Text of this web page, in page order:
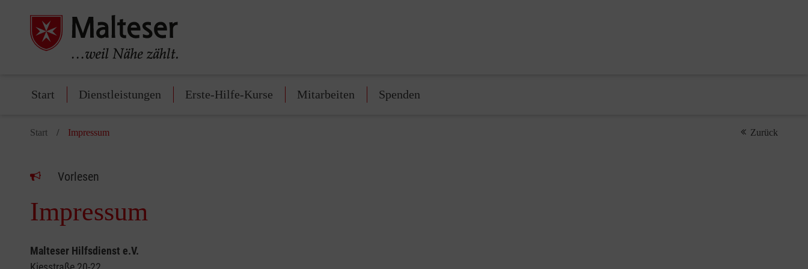
Start Dienstleistungen Erste-Hilfe-Kurse Mitarbeiten Spenden
Start Impressum Zurück
Vorlesen
Impressum
Malteser Hilfsdienst e.V.